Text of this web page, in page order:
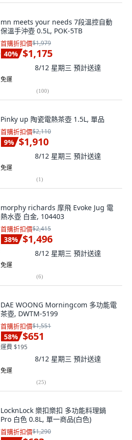
mn meets your needs 7段溫控自動
保溫手沖壺 0.5L, POK-5TB
首購折扣價$1,979
40% $1,175
8/12 星期三 預計送達
免運
(100)
Pinky up 陶瓷電熱茶壺 1.5L, 單品
首購折扣價$2,110
9% $1,910
8/12 星期三 預計送達
免運
(1)
morphy richards 摩飛 Evoke Jug 電
熱水壺 白金, 104403
首購折扣價$2,415
38% $1,496
8/12 星期三 預計送達
免運
(6)
DAE WOONG Morningcom 多功能電
茶壺, DWTM-5199
首購折扣價$1,551
58% $651
運費 $195
8/12 星期三 預計送達
免運
(25)
LocknLock 樂扣樂扣 多功能料理鍋
Pro 白色 0.8L, 單一商品(白色)
首購折扣價$1,290